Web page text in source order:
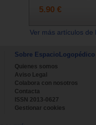
5.90 €
Ver más artículos
Sobre EspacioLogopédico
Quienes somos
Aviso Legal
Colabora con nosotros
Contacta
ISSN 2013-0627
Gestionar cookies